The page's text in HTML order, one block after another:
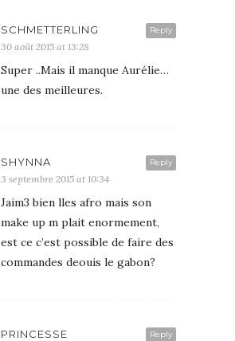
Reply
SCHMETTERLING
30 août 2015 at 13:28
Super ..Mais il manque Aurélie…
une des meilleures.
Reply
SHYNNA
3 septembre 2015 at 10:34
Jaim3 bien lles afro mais son
make up m plait enormement,
est ce c’est possible de faire des
commandes deouis le gabon?
Reply
PRINCESSE